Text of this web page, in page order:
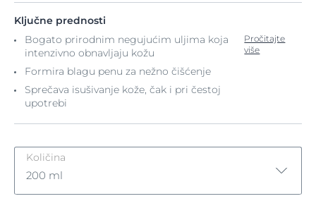
Ključne prednosti
Bogato prirodnim negujućim uljima koja
intenzivno obnavljaju kožu
Formira blagu penu za nežno čišćenje
Sprečava isušivanje kože, čak i pri čestoj
upotrebi
Pročitajte
više
Količina
200 ml